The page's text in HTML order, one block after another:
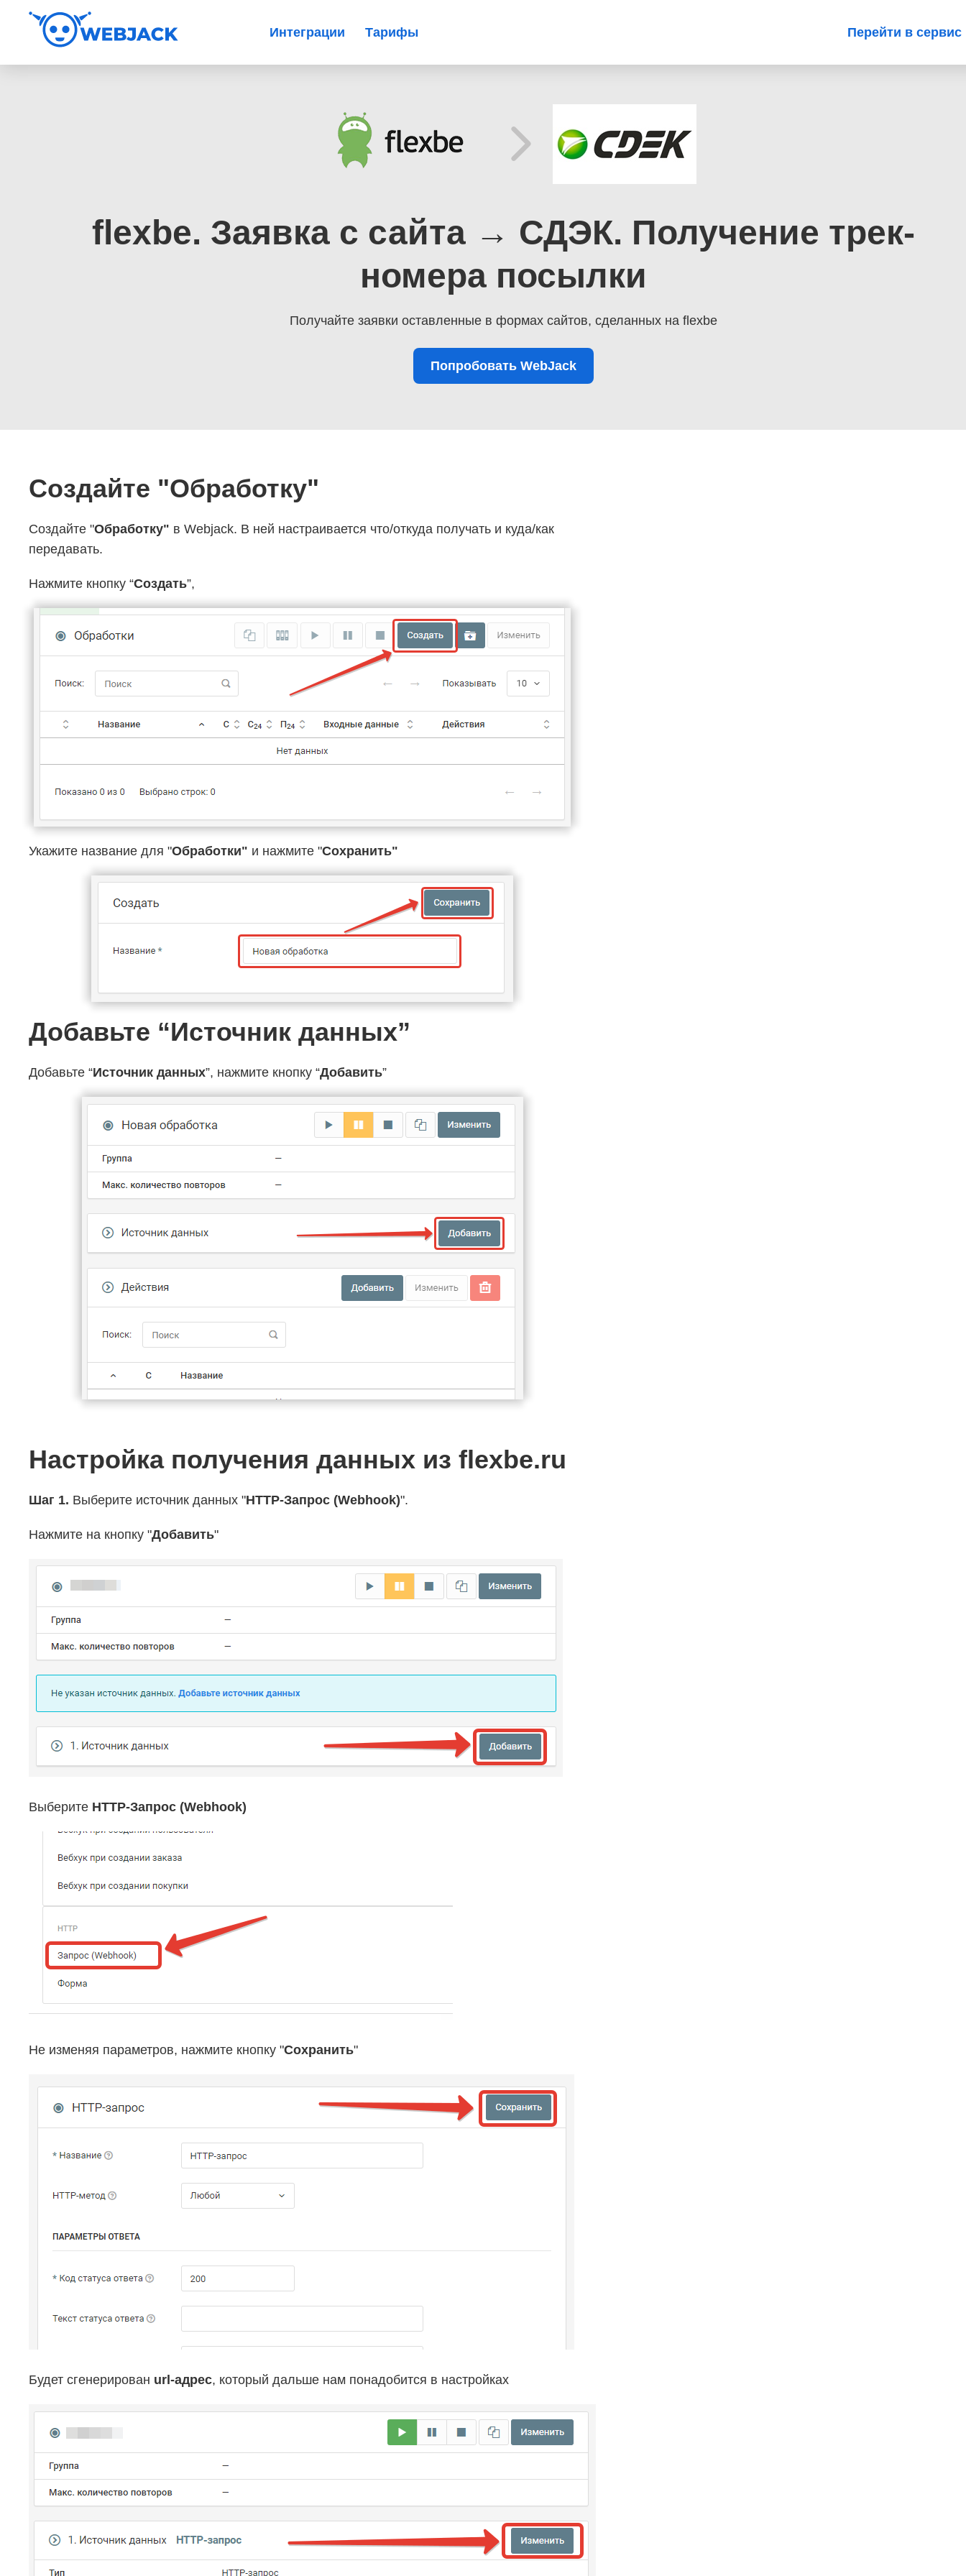
Интеграции Тарифы Перейти в сервис
flexbe. Заявка с сайта → СДЭК. Получение трек-
номера посылки
Получайте заявки оставленные в формах сайтов, сделанных на flexbe
Попробовать WebJack
Создайте "Обработку"
Создайте "Обработку" в Webjack. В ней настраивается что/откуда получать и куда/как
передавать.
Нажмите кнопку “Создать”,
Укажите название для "Обработки" и нажмите "Cохранить"
Добавьте “Источник данных”
Добавьте “Источник данных”, нажмите кнопку “Добавить”
Настройка получения данных из flexbe.ru
Шаг 1. Выберите источник данных "HTTP-Запрос (Webhook)".
Нажмите на кнопку "Добавить"
Выберите HTTP-Запрос (Webhook)
Не изменяя параметров, нажмите кнопку "Сохранить"
Будет сгенерирован url-адрес, который дальше нам понадобится в настройках